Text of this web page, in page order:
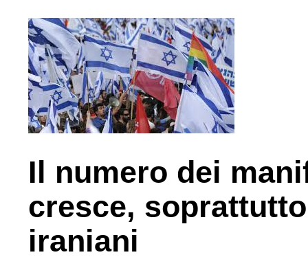
Il numero dei
cresce,
iraniani